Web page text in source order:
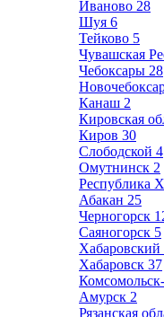
Иваново 28
Шуя 6
Тейково 5
Чувашская
Чебоксары 28
Канаш 2
Кировская
Киров 30
Слободской 4
Омутнинск 2
Республика
Абакан 25
Черногорск
Саяногорск 5
Хабаровский
Хабаровск 37
Амурск 2
Рязанская